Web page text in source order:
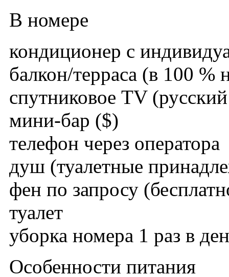
В номере
кондиционер с
балкон/терраса (в 100 %
спутниковое TV
мини-бар ($)
телефон через оператора
душ (туалетные
фен по запросу
туалет
уборка номера 1 раз в
Особенности питания